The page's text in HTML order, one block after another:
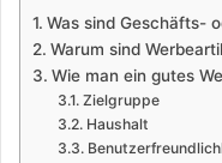
Was sind Geschäfts-
Warum sind
Wie man ein gutes
Zielgruppe
Haushalt